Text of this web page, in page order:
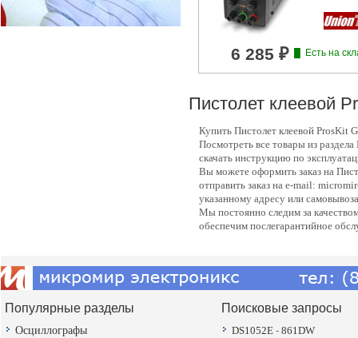
Пистолет клеевой
Купить Пистолет клеевой
Посмотреть все товары из
скачать инструкцию по
Вы можете оформить заказ на
отправить заказ на e-mail:
указанному адресу или
Мы постоянно следим за
обеспечим послегарантийное
Популярные разделы Поисковые запросы
Осциллографы
DS1052E - 861DW